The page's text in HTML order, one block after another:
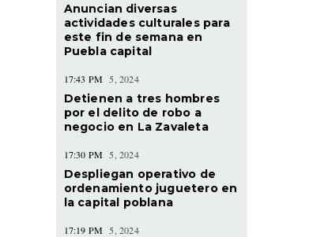
Anuncian diversas
actividades culturales para
este fin de semana en
Puebla capital
17:43 PM 5, 2024
Detienen a tres hombres
por el delito de robo a
negocio en La Zavaleta
17:30 PM 5, 2024
Despliegan operativo de
ordenamiento juguetero en
la capital poblana
17:19 PM 5, 2024